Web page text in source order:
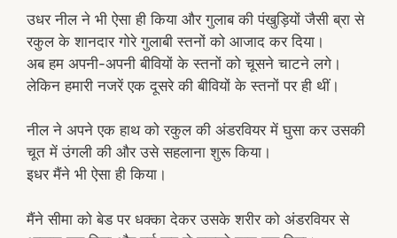
उधर नील ने भी ऐसा ही किया और गुलाब की पंखुड़ियों जैसी ब्रा से
रकुल के शानदार गोरे गुलाबी स्तनों को आजाद कर दिया।
अब हम अपनी-अपनी बीवियों के स्तनों को चूसने चाटने लगे।
लेकिन हमारी नजरें एक दूसरे की बीवियों के स्तनों पर ही थीं।
नील ने अपने एक हाथ को रकुल की अंडरवियर में घुसा कर उसकी
चूत में उंगली की और उसे सहलाना शुरू किया।
इधर मैंने भी ऐसा ही किया।
मैंने सीमा को बेड पर धक्का देकर उसके शरीर को अंडरवियर से